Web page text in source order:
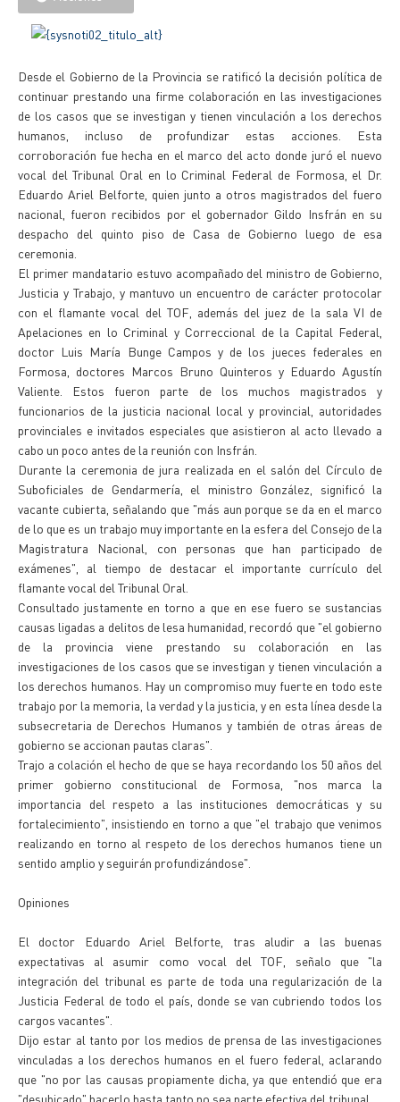
Desde el Gobierno de la Provincia se ratificó la decisión política de
continuar prestando una firme colaboración en las investigaciones
de los casos que se investigan y tienen vinculación a los derechos
humanos, incluso de profundizar estas acciones. Esta
corroboración fue hecha en el marco del acto donde juró el nuevo
vocal del Tribunal Oral en lo Criminal Federal de Formosa, el Dr.
Eduardo Ariel Belforte, quien junto a otros magistrados del fuero
nacional, fueron recibidos por el gobernador Gildo Insfrán en su
despacho del quinto piso de Casa de Gobierno luego de esa
ceremonia.
El primer mandatario estuvo acompañado del ministro de Gobierno,
Justicia y Trabajo, y mantuvo un encuentro de carácter protocolar
con el flamante vocal del TOF, además del juez de la sala VI de
Apelaciones en lo Criminal y Correccional de la Capital Federal,
doctor Luis María Bunge Campos y de los jueces federales en
Formosa, doctores Marcos Bruno Quinteros y Eduardo Agustín
Valiente. Estos fueron parte de los muchos magistrados y
funcionarios de la justicia nacional local y provincial, autoridades
provinciales e invitados especiales que asistieron al acto llevado a
cabo un poco antes de la reunión con Insfrán.
Durante la ceremonia de jura realizada en el salón del Círculo de
Suboficiales de Gendarmería, el ministro González, significó la
vacante cubierta, señalando que "más aun porque se da en el marco
de lo que es un trabajo muy importante en la esfera del Consejo de la
Magistratura Nacional, con personas que han participado de
exámenes", al tiempo de destacar el importante currículo del
flamante vocal del Tribunal Oral.
Consultado justamente en torno a que en ese fuero se sustancias
causas ligadas a delitos de lesa humanidad, recordó que "el gobierno
de la provincia viene prestando su colaboración en las
investigaciones de los casos que se investigan y tienen vinculación a
los derechos humanos. Hay un compromiso muy fuerte en todo este
trabajo por la memoria, la verdad y la justicia, y en esta línea desde la
subsecretaria de Derechos Humanos y también de otras áreas de
gobierno se accionan pautas claras".
Trajo a colación el hecho de que se haya recordando los 50 años del
primer gobierno constitucional de Formosa, "nos marca la
importancia del respeto a las instituciones democráticas y su
fortalecimiento", insistiendo en torno a que "el trabajo que venimos
realizando en torno al respeto de los derechos humanos tiene un
sentido amplio y seguirán profundizándose".
Opiniones
El doctor Eduardo Ariel Belforte, tras aludir a las buenas
expectativas al asumir como vocal del TOF, señalo que "la
integración del tribunal es parte de toda una regularización de la
Justicia Federal de todo el país, donde se van cubriendo todos los
cargos vacantes".
Dijo estar al tanto por los medios de prensa de las investigaciones
vinculadas a los derechos humanos en el fuero federal, aclarando
que "no por las causas propiamente dicha, ya que entendió que era
"desubicado" hacerlo hasta tanto no sea parte efectiva del tribunal.